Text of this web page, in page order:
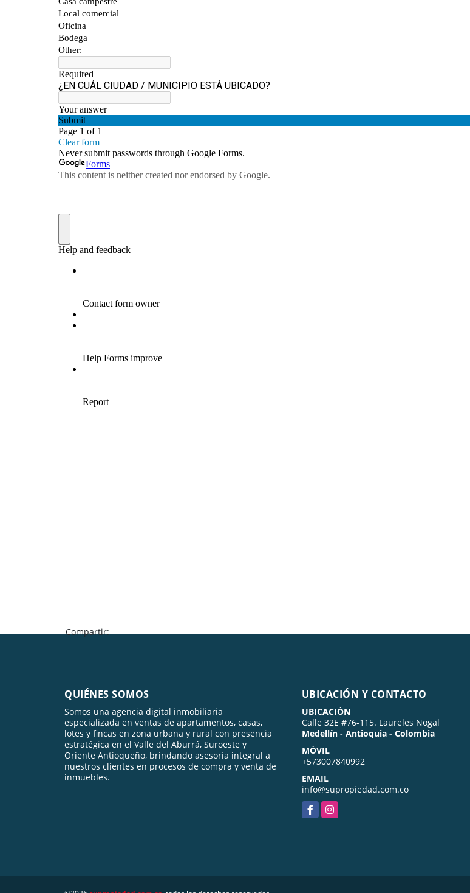
Compartir:
QUIÉNES SOMOS
Somos una agencia digital inmobiliaria
especializada en ventas de apartamentos, casas,
lotes y fincas en zona urbana y rural con presencia
estratégica en el Valle del Aburrá, Suroeste y
Oriente Antioqueño, brindando asesoría integral a
nuestros clientes en procesos de compra y venta de
inmuebles.
UBICACIÓN Y CONTACTO
UBICACIÓN
Calle 32E #76-115. Laureles Nogal
Medellín - Antioquia - Colombia
MÓVIL
+573007840992
EMAIL
info@supropiedad.com.co
FacebookInstagram